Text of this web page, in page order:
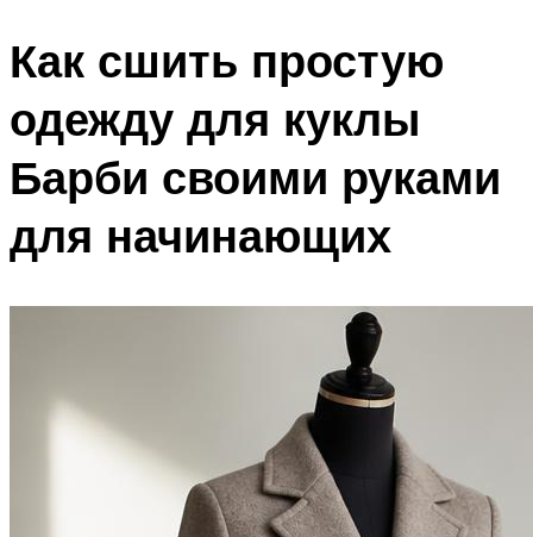
Как сшить простую
одежду для куклы
Барби своими руками
для начинающих